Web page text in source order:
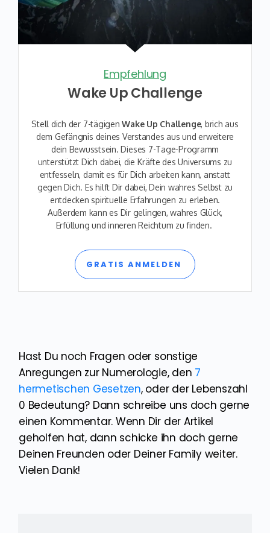
Empfehlung
Wake Up Challenge
Stell dich der 7-tägigenWake Up Challenge, brich aus
dem Gefängnis deines Verstandes aus und erweitere
dein Bewusstsein. Dieses 7-Tage-Programm
unterstützt Dich dabei, die Kräfte des Universums zu
entfesseln, damit es für Dich arbeiten kann, anstatt
gegen Dich. Es hilft Dir dabei, Dein wahres Selbst zu
entdecken spirituelle Erfahrungen zu erleben.
Außerdem kann es Dir gelingen, wahres Glück,
Erfüllung und inneren Reichtum zu finden.
GRATIS ANMELDEN
Hast Du noch Fragen oder sonstige
Anregungen zur Numerologie, den 7
hermetischen Gesetzen, oder der Lebenszahl
0 Bedeutung? Dann schreibe uns doch gerne
einen Kommentar. Wenn Dir der Artikel
geholfen hat, dann schicke ihn doch gerne
Deinen Freunden oder Deiner Family weiter.
Vielen Dank!